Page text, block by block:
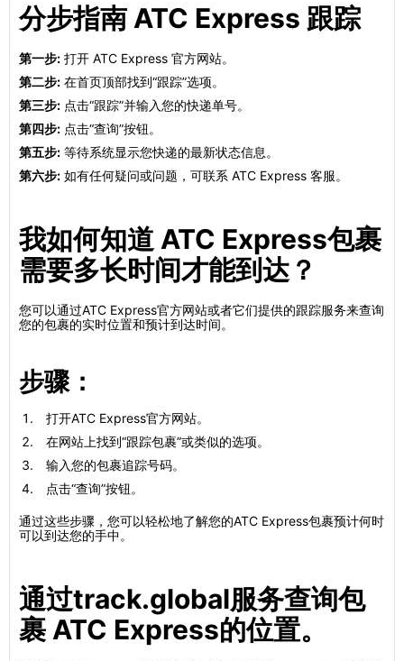
分步指南 ATC Express 跟踪
第一步: 打开 ATC Express 官方网站。
第二步: 在首页顶部找到“跟踪”选项。
第三步: 点击“跟踪”并输入您的快递单号。
第四步: 点击“查询”按钮。
第五步: 等待系统显示您快递的最新状态信息。
第六步: 如有任何疑问或问题，可联系 ATC Express 客服。
我如何知道 ATC Express包裹
需要多长时间才能到达？
您可以通过ATC Express官方网站或者它们提供的跟踪服务来查询
您的包裹的实时位置和预计到达时间。
步骤：
打开ATC Express官方网站。
在网站上找到“跟踪包裹”或类似的选项。
输入您的包裹追踪号码。
点击“查询”按钮。
通过这些步骤，您可以轻松地了解您的ATC Express包裹预计何时
可以到达您的手中。
通过track.global服务查询包
裹 ATC Express的位置。